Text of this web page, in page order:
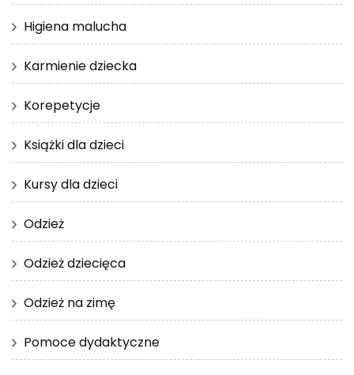
Higiena malucha
Karmienie dziecka
Korepetycje
Książki dla dzieci
Kursy dla dzieci
Odzież
Odzież dziecięca
Odzież na zimę
Pomoce dydaktyczne